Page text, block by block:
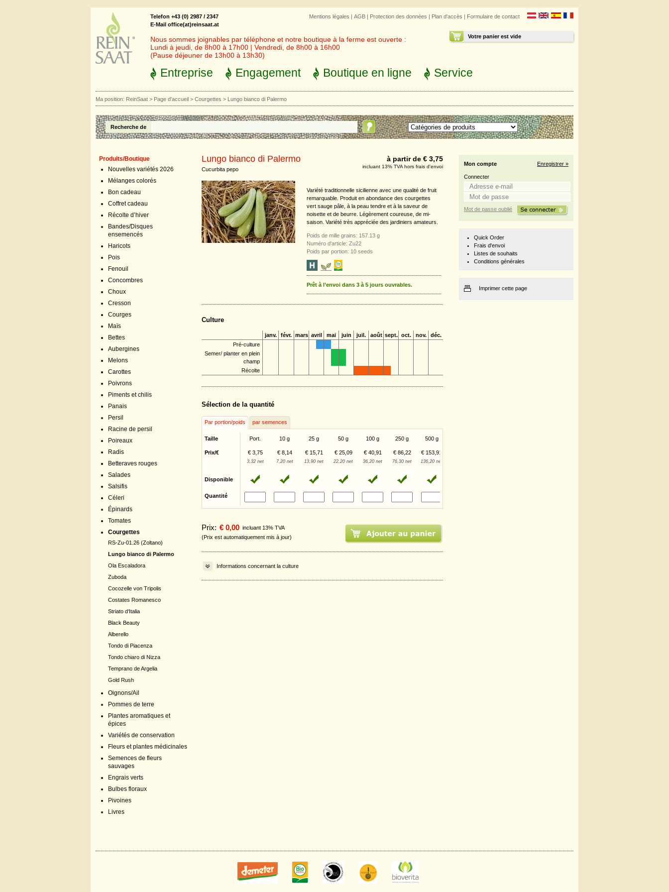
Mentions légales | AGB | Protection des données | Plan d'accès | Formulaire de contact
Votre panier est vide
Telefon +43 (0) 2987 / 2347
E-Mail office(at)reinsaat.at
Nous sommes joignables par téléphone et notre boutique à la ferme est ouverte :
Lundi à jeudi, de 8h00 à 17h00 | Vendredi, de 8h00 à 16h00
(Pause déjeuner de 13h00 à 13h30)
Entreprise Engagement Boutique en ligne Service
Ma position: ReinSaat > Page d'accueil > Courgettes > Lungo bianco di Palermo
Recherche de
Produits/Boutique
Nouvelles variétés 2026
Mélanges colorés
Bon cadeau
Coffret cadeau
Récolte d’hiver
Bandes/Disques
ensemencés
Haricots
Pois
Fenouil
Concombres
Choux
Cresson
Courges
Maïs
Bettes
Aubergines
Melons
Carottes
Poivrons
Piments et chilis
Panais
Persil
Racine de persil
Poireaux
Radis
Betteraves rouges
Salades
Salsifis
Céleri
Épinards
Tomates
Courgettes
RS-Zu-01.26 (Zoltano)
Lungo bianco di Palermo
Ola Escaladora
Zuboda
Cocozelle von Tripolis
Costates Romanesco
Striato d‘Italia
Black Beauty
Alberello
Tondo di Piacenza
Tondo chiaro di Nizza
Temprano de Argelia
Gold Rush
Oignons/Ail
Pommes de terre
Plantes aromatiques et
épices
Variétés de conservation
Fleurs et plantes médicinales
Semences de fleurs
sauvages
Engrais verts
Bulbes floraux
Pivoines
Livres
Lungo bianco di Palermo
Cucurbita pepo
à partir de € 3,75
incluant 13% TVA hors frais d'envoi
Variété traditionnelle sicilienne avec une qualité de fruit
remarquable. Produit en abondance des courgettes
vert sauge pâle, à la peau tendre et à la saveur de
noisette et de beurre. Légèrement coureuse, de mi-
saison. Variété très appréciée des jardiniers amateurs.
Poids de mille grains: 157.13 g
Numéro d'article: Zu22
Poids par portion: 10 seeds
Prêt à l’envoi dans 3 à 5 jours ouvrables.
Culture
janv. févr. mars avril mai juin juil. août sept. oct. nov.
déc.
Pré-culture
Semer/ planter en plein
champ
Récolte
Sélection de la quantité
Par portion/poids par semences
Taille Port. 10 g 25 g 50 g 100 g 250 g 500 g
Prix/€ € 3,75 € 8,14 € 15,71 € 25,09 € 40,91 € 86,22 € 153,91
3,32 net 7,20 net 13,90 net 22,20 net 36,20 net 76,30 net 136,20 net
Disponible
Quantité
Prix: € 0,00 incluant 13% TVA
(Prix est automatiquement mis à jour)
Informations concernant la culture
Mon compte Enregistrer »
Connecter
Mot de passe oublié
Quick Order
Frais d'envoi
Listes de souhaits
Conditions générales
Imprimer cette page